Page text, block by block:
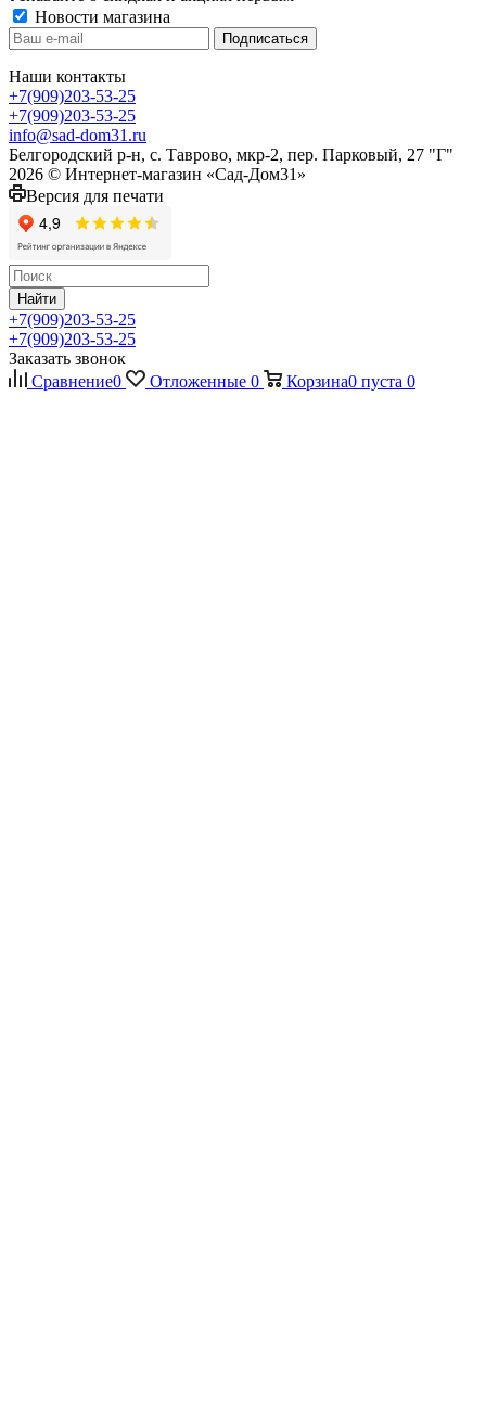
Новости магазина
Наши контакты
+7(909)203-53-25
+7(909)203-53-25
info@sad-dom31.ru
Белгородский р-н, с. Таврово, мкр-2, пер. Парковый, 27 "Г"
2026 © Интернет-магазин «Сад-Дом31»
Версия для печати
Найти
+7(909)203-53-25
+7(909)203-53-25
Заказать звонок
Сравнение0 Отложенные 0 Корзина0 пуста 0